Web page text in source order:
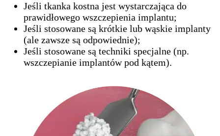
Jeśli tkanka kostna jest wystarczająca do
prawidłowego wszczepienia implantu;
Jeśli stosowane są krótkie lub wąskie implanty
(ale zawsze są odpowiednie);
Jeśli stosowane są techniki specjalne (np.
wszczepianie implantów pod kątem).